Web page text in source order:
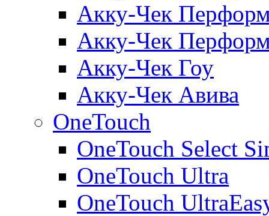
Акку-Чек
Акку-Чек
Акку-Чек Гоу
Акку-Чек Авива
OneTouch
OneTouch Select
OneTouch Ultra
OneTouch